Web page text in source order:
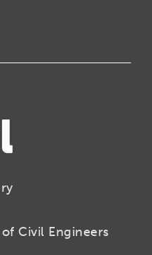
Civil Engineers